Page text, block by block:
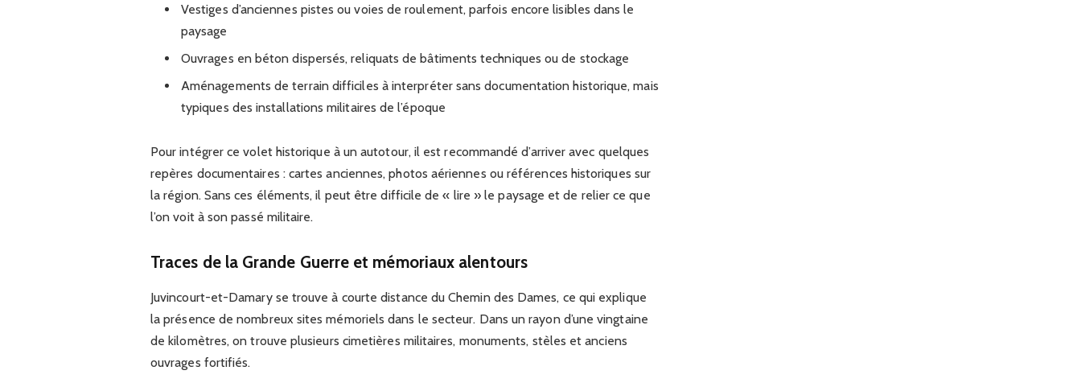
Vestiges d’anciennes pistes ou voies de roulement, parfois encore lisibles dans le
paysage
Ouvrages en béton dispersés, reliquats de bâtiments techniques ou de stockage
Aménagements de terrain difficiles à interpréter sans documentation historique, mais
typiques des installations militaires de l’époque
Pour intégrer ce volet historique à un autotour, il est recommandé d’arriver avec quelques
repères documentaires : cartes anciennes, photos aériennes ou références historiques sur
la région. Sans ces éléments, il peut être difficile de « lire » le paysage et de relier ce que
l’on voit à son passé militaire.
Traces de la Grande Guerre et mémoriaux alentours
Juvincourt-et-Damary se trouve à courte distance du Chemin des Dames, ce qui explique
la présence de nombreux sites mémoriels dans le secteur. Dans un rayon d’une vingtaine
de kilomètres, on trouve plusieurs cimetières militaires, monuments, stèles et anciens
ouvrages fortifiés.